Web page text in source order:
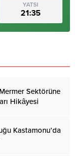
YATSI
21:35
Sektörüne
Hikâyesi
Kastamonu’da